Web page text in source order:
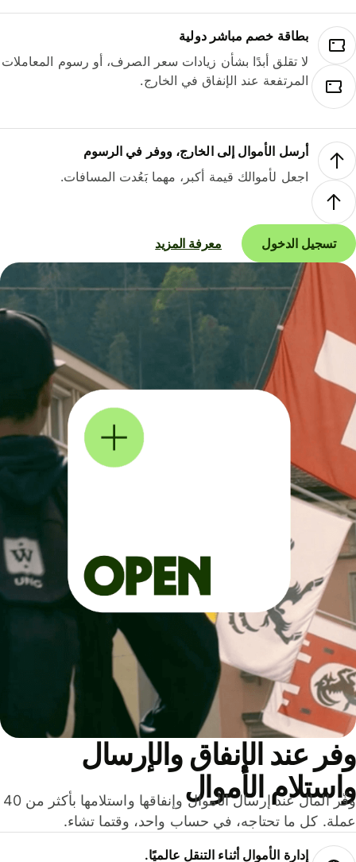
بطاقة خصم مباشر دولية
لا تقلق أبدًا بشأن زيادات سعر الصرف، أو رسوم المعاملات
المرتفعة عند الإنفاق في الخارج.
أرسل الأموال إلى الخارج، ووفر في الرسوم
اجعل لأموالك قيمة أكبر، مهما بَعُدت المسافات.
تسجيل الدخول معرفة المزيد
عند الإنفاق والإرسال
الأموال
وفّر المال عند إرسال الأموال وإنفاقها واستلامها بأكثر من 40
كل ما تحتاجه، في حساب واحد، وقتما تشاء.
إدارة الأموال أثناء التنقل عالميًا.